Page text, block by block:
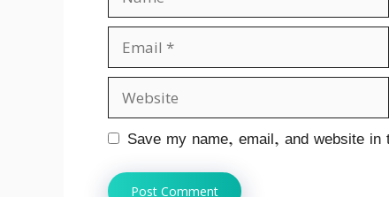
Email
Website
Save my name, email, and website